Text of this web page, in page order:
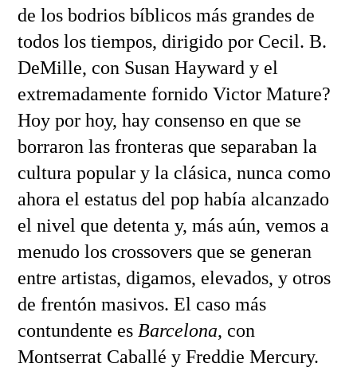
de los bodrios bíblicos más grandes de
todos los tiempos, dirigido por Cecil. B.
DeMille, con Susan Hayward y el
extremadamente fornido Victor Mature?
Hoy por hoy, hay consenso en que se
borraron las fronteras que separaban la
cultura popular y la clásica, nunca como
ahora el estatus del pop había alcanzado
el nivel que detenta y, más aún, vemos a
menudo los crossovers que se generan
entre artistas, digamos, elevados, y otros
de frentón masivos. El caso más
contundente es Barcelona, con
Montserrat Caballé y Freddie Mercury.